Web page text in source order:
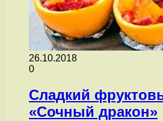
26.10.2018
0
Сладкий
«Сочный дракон»